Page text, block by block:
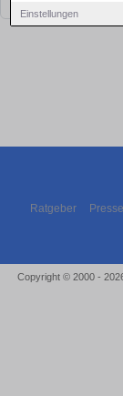
Einstellungen
Ratgeber Presse
Copyright © 2000 -